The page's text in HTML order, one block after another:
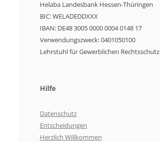
Helaba Landesbank Hessen-Thüringen
BIC: WELADEDDXXX
IBAN: DE48 3005 0000 0004 0148 17
Verwendungszweck: 0401050100
Lehrstuhl für Gewerblichen Rechtsschutz
Hilfe
Datenschutz
Entscheidungen
Herzlich Willkommen